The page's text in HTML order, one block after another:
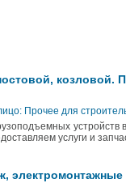
козловой.
Прочее для
устройств
услуги и